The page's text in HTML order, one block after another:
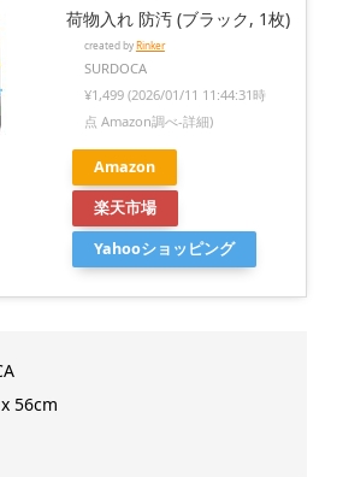
荷物入れ 防汚 (ブラック, 1枚)
created byRinker
SURDOCA
¥1,499 (2026/01/11 11:44:31時
点 Amazon調べ-詳細)
Amazon
楽天市場
Yahooショッピング
56cm